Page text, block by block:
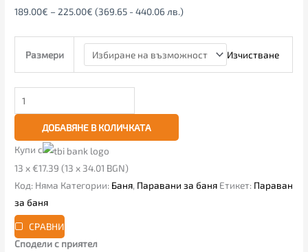
189.00€ – 225.00€ (369.65 - 440.06 лв.)
Размери Изчистване
ДОБАВЯНЕ В КОЛИЧКАТА
Купи с
13 x €17.39 (13 x 34.01 BGN)
Код: Няма Категории: Баня, Паравани за баня Етикет: Параван
за баня
СРАВНИ
Сподели с приятел